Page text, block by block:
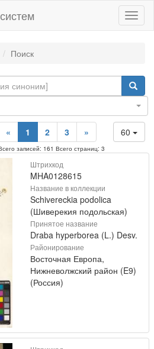
Поиск
60
« 1 2 3 »
записей: 161 Всего страниц: 3
Штрихкод
MHA0128615
Название в коллекции
Schivereckia podolica
(Шиверекия подольская)
Принятое название
Draba hyperborea (L.) Desv.
Районирование
Восточная Европа,
Нижневолжский район (E9)
(Россия)